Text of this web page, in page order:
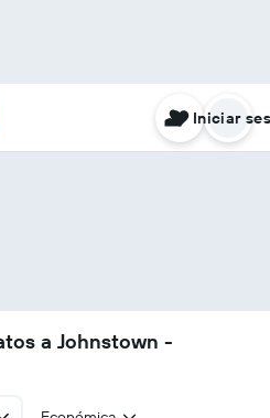
Iniciar
a Johnstown -